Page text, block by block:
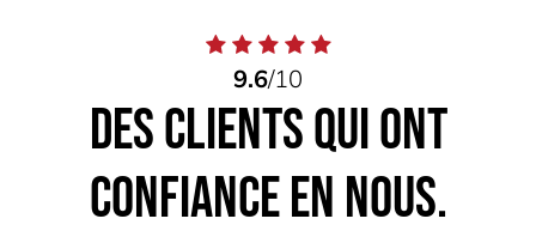
9.6/10
Des clients qui ont
confiance en nous.